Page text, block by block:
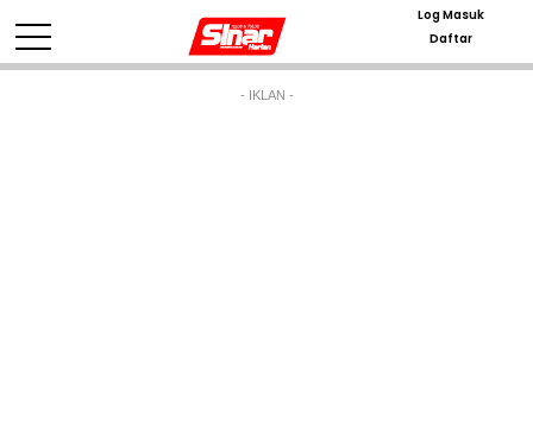
Log Masuk
Daftar
- IKLAN -